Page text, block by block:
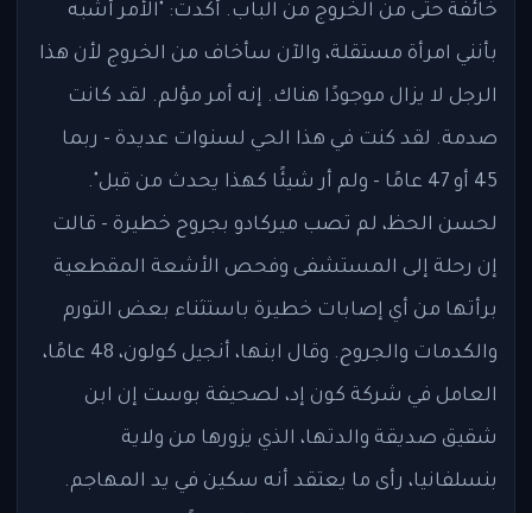
خائفة حتى من الخروج من الباب. أكدت: "الأمر أشبه
بأنني امرأة مستقلة، والآن سأخاف من الخروج لأن هذا
الرجل لا يزال موجودًا هناك. إنه أمر مؤلم. لقد كانت
صدمة. لقد كنت في هذا الحي لسنوات عديدة - ربما
45 أو 47 عامًا - ولم أر شيئًا كهذا يحدث من قبل".
لحسن الحظ، لم تصب ميركادو بجروح خطيرة - قالت
إن رحلة إلى المستشفى وفحص الأشعة المقطعية
برأتها من أي إصابات خطيرة باستثناء بعض التورم
والكدمات والجروح. وقال ابنها، أنجيل كولون، 48 عامًا،
العامل في شركة كون إد، لصحيفة بوست إن ابن
شقيق صديقة والدتها، الذي يزورها من ولاية
بنسلفانيا، رأى ما يعتقد أنه سكين في يد المهاجم.